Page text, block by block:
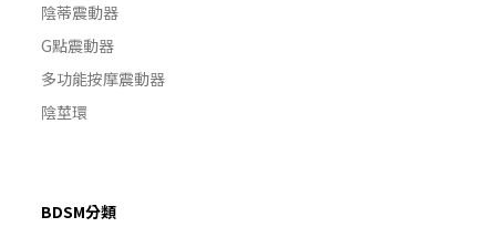
陰蒂震動器
G點震動器
多功能按摩震動器
陰莖環
BDSM分類